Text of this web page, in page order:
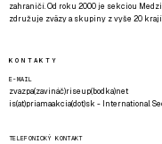
zahraničí. Od roku 2000 je sekciou
združuje zväzy a skupiny z vyše 20
KONTAKTY
E-MAIL
zvazpa(zavináč)riseup(bodka)net
is(at)priamaakcia(dot)sk - International
TELEFONICKÝ KONTAKT